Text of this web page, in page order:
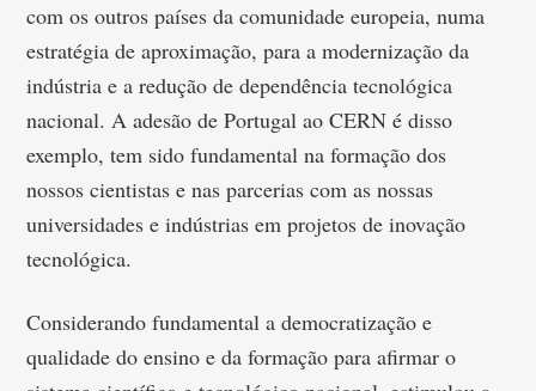
com os outros países da comunidade europeia, numa
estratégia de aproximação, para a modernização da
indústria e a redução de dependência tecnológica
nacional. A adesão de Portugal ao CERN é disso
exemplo, tem sido fundamental na formação dos
nossos cientistas e nas parcerias com as nossas
universidades e indústrias em projetos de inovação
tecnológica.
Considerando fundamental a democratização e
qualidade do ensino e da formação para afirmar o